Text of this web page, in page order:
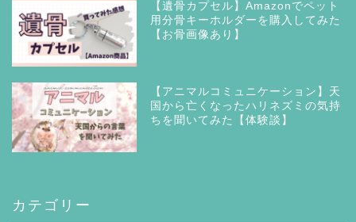
【遺骨カプセル】Amazonでペット
用分骨キーホルダーを購入してみた
【お骨画像あり】
【アニマルコミュニケーション】天
国から亡くなったハリネズミの気持
ちを聞いてみた【体験談】
カテゴリー